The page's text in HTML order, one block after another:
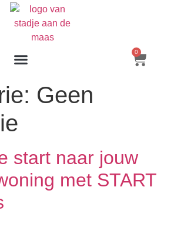
0
Geen
start naar jouw
met START